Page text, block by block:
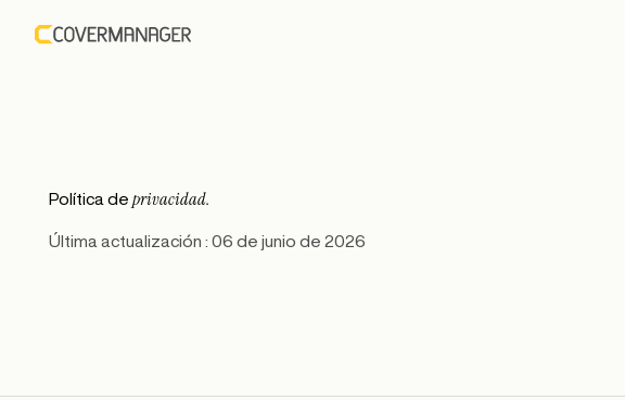
Política deprivacidad.
Última actualización : 06 de junio de 2026